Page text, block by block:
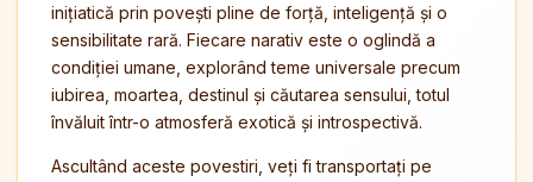
inițiatică prin povești pline de forță, inteligență și o
sensibilitate rară. Fiecare narativ este o oglindă a
condiției umane, explorând teme universale precum
iubirea, moartea, destinul și căutarea sensului, totul
învăluit într-o atmosferă exotică și introspectivă.
Ascultând aceste povestiri, veți fi transportați pe